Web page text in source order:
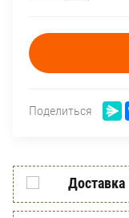
Поделиться
Доставка